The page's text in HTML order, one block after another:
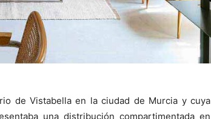
de Vistabella en la ciudad de Murcia y cuya
una distribución compartimentada en